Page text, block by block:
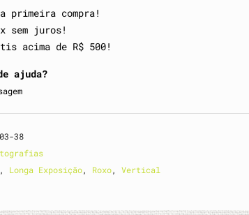
primeira compra!
sem juros!
acima de R$ 500!
ajuda?
38
, Longa Exposição, Roxo, Vertical